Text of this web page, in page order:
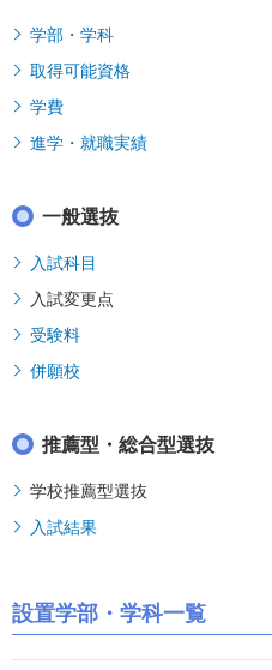
学部・学科
取得可能資格
学費
進学・就職実績
一般選抜
入試科目
入試変更点
受験料
併願校
推薦型・総合型選抜
学校推薦型選抜
入試結果
設置学部・学科一覧